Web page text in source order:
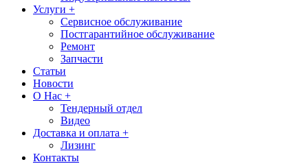
Услуги +
Сервисное обслуживание
Постгарантийное обслуживание
Ремонт
Запчасти
Статьи
Новости
О Нас +
Тендерный отдел
Видео
Доставка и оплата +
Лизинг
Контакты